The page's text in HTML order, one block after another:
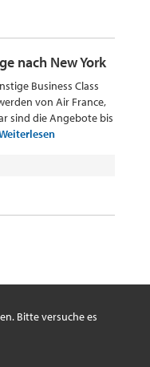
nach New York
Business Class
von Air France,
sind die Angebote bis
Bitte versuche es